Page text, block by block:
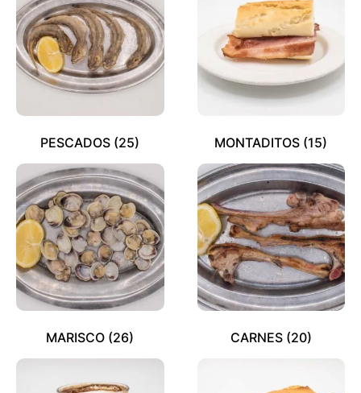
PESCADOS (25) MONTADITOS (15)
MARISCO (26) CARNES (20)